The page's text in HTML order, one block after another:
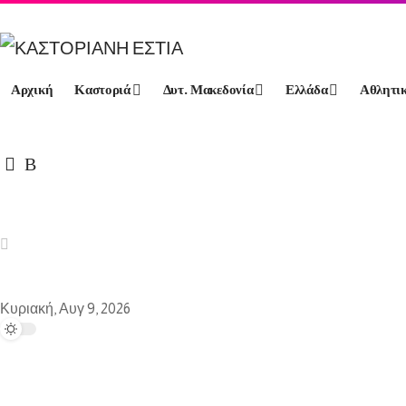
Αρχική Καστοριά Δυτ. Μακεδονία Ελλάδα
Κυριακή, Αυγ 9, 2026